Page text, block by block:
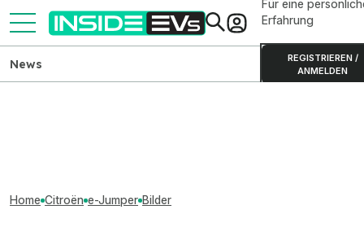
Für eine
Erfahrung
REGISTRIEREN /
ANMELDEN
News
Home Citroën e-Jumper Bilder